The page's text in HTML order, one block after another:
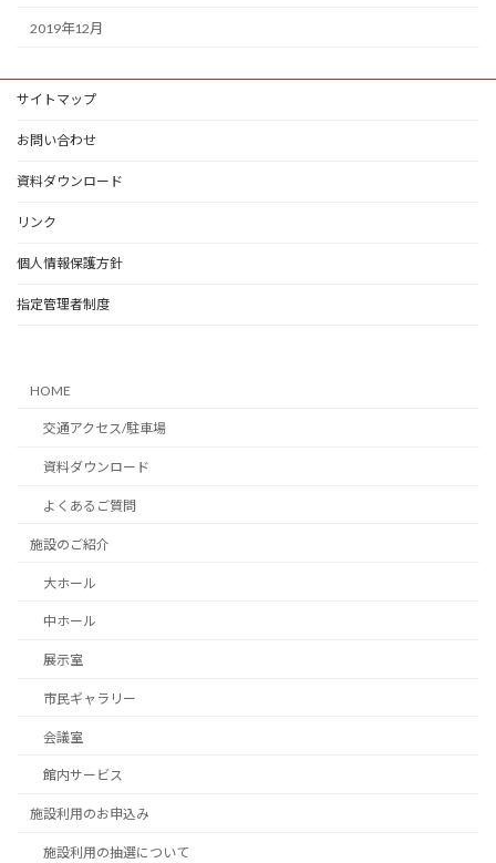
2019年12月
サイトマップ
お問い合わせ
資料ダウンロード
リンク
個人情報保護方針
指定管理者制度
HOME
交通アクセス/駐車場
資料ダウンロード
よくあるご質問
施設のご紹介
大ホール
中ホール
展示室
市民ギャラリー
会議室
館内サービス
施設利用のお申込み
施設利用の抽選について